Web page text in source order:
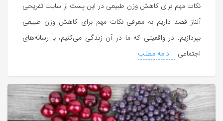
نکات مهم برای کاهش وزن طبیعی در این پست از سایت تفریحی
آلناز قصد داریم به معرفی نکات مهم برای کاهش وزن طبیعی
بپردازیم. در واقعیتی که ما در آن زندگی می‌کنیم، با رسانه‌های
اجتماعی
ادامه مطلب